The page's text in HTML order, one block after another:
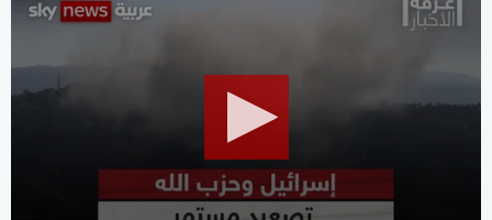
seconds